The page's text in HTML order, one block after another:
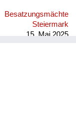
Besatzungsmächte
Steiermark
15. Mai 2025